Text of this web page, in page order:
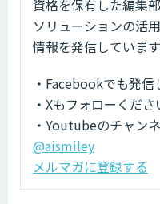
資格を保有した編集
ソリューションの活
情報を発信しています
・Facebookでも発信
・Xもフォローくださ
・Youtubeのチャン
@aismiley
メルマガに登録する